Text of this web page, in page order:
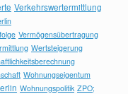
Verkehrswertermittlung
Vermögensübertragung
Wertsteigerung
Wohnungseigentum
Wohnungspolitik ZPO;